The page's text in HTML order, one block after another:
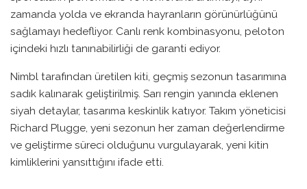
zamanda yolda ve ekranda hayranların görünürlüğünü
sağlamayı hedefliyor. Canlı renk kombinasyonu, peloton
içindeki hızlı tanınabilirliği de garanti ediyor.
Nimbl tarafından üretilen kiti, geçmiş sezonun tasarımına
sadık kalınarak geliştirilmiş. Sarı rengin yanında eklenen
siyah detaylar, tasarıma keskinlik katıyor. Takım yöneticisi
Richard Plugge, yeni sezonun her zaman değerlendirme
ve geliştirme süreci olduğunu vurgulayarak, yeni kitin
kimliklerini yansıttığını ifade etti.